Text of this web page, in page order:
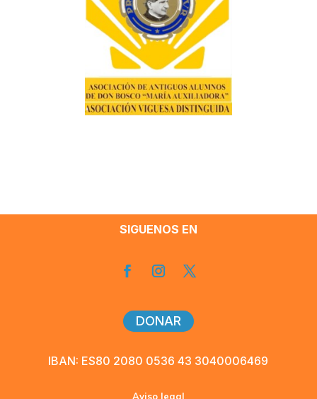
SIGUENOS EN
DONAR
IBAN: ES80 2080 0536 43 3040006469
Aviso legal